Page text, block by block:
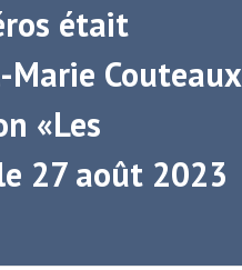
était
Marie Couteaux
«Les
27 août 2023